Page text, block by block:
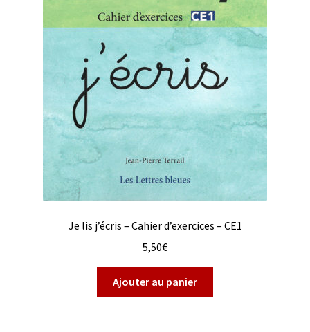
Je lis j’écris – Cahier d’exercices – CE1
5,50€
Ajouter au panier